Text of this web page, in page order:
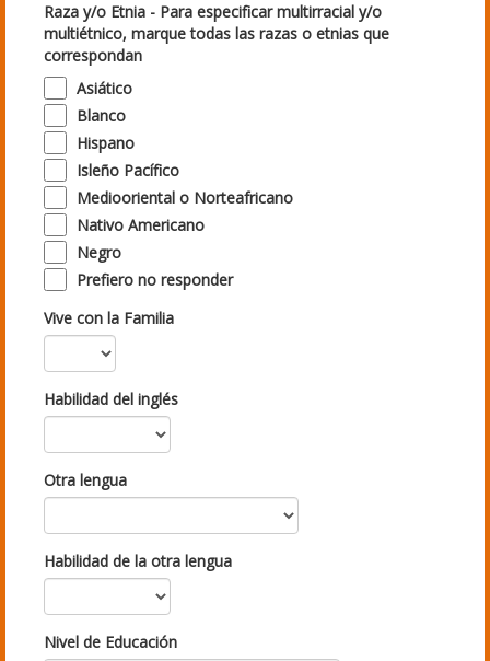
Raza y/o Etnia - Para especificar multirracial y/o
multiétnico, marque todas las razas o etnias que
correspondan
Asiático
Blanco
Hispano
Isleño Pacífico
Mediooriental o Norteafricano
Nativo Americano
Negro
Prefiero no responder
Vive con la Familia
Habilidad del inglés
Otra lengua
Habilidad de la otra lengua
Nivel de Educación